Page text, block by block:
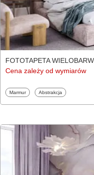
FOTOTAPETA
Cena zależy od wymiarów
Fototapety
Marmur Fototapety
Abstrakcja